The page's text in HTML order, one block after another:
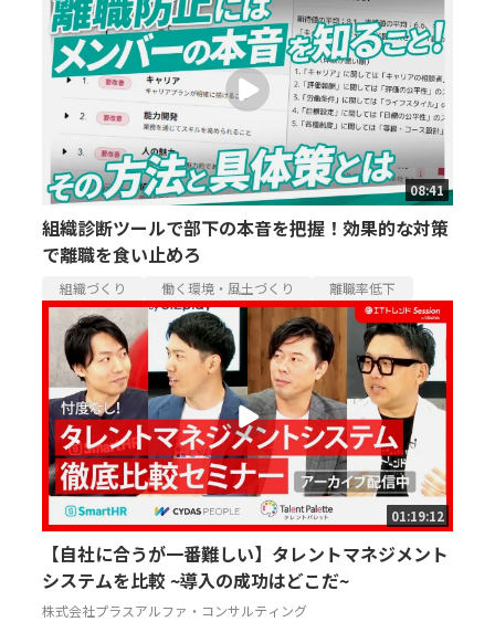
08:41
組織診断ツールで部下の本音を把握！効果的な対策
で離職を食い止めろ
組織づくり 働く環境・風土づくり 離職率低下
01:19:12
【自社に合うが一番難しい】タレントマネジメント
システムを比較 ~導入の成功はどこだ~
株式会社プラスアルファ・コンサルティング